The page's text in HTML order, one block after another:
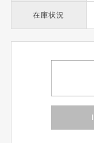
在庫状況